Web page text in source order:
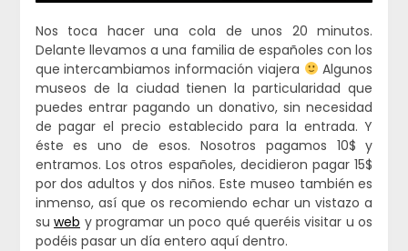
Nos toca hacer una cola de unos 20 minutos.
Delante llevamos a una familia de españoles con los
que intercambiamos información viajera
Algunos
museos de la ciudad tienen la particularidad que
puedes entrar pagando un donativo, sin necesidad
de pagar el precio establecido para la entrada. Y
éste es uno de esos. Nosotros pagamos 10$ y
entramos. Los otros españoles, decidieron pagar 15$
por dos adultos y dos niños. Este museo también es
inmenso, así que os recomiendo echar un vistazo a
suweb y programar un poco qué queréis visitar u os
podéis pasar un día entero aquí dentro.